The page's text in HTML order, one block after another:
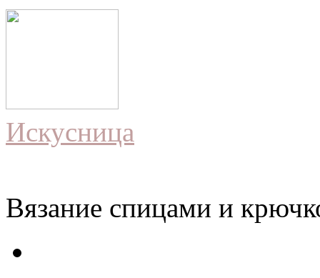
Искусница
Вязание спицами и